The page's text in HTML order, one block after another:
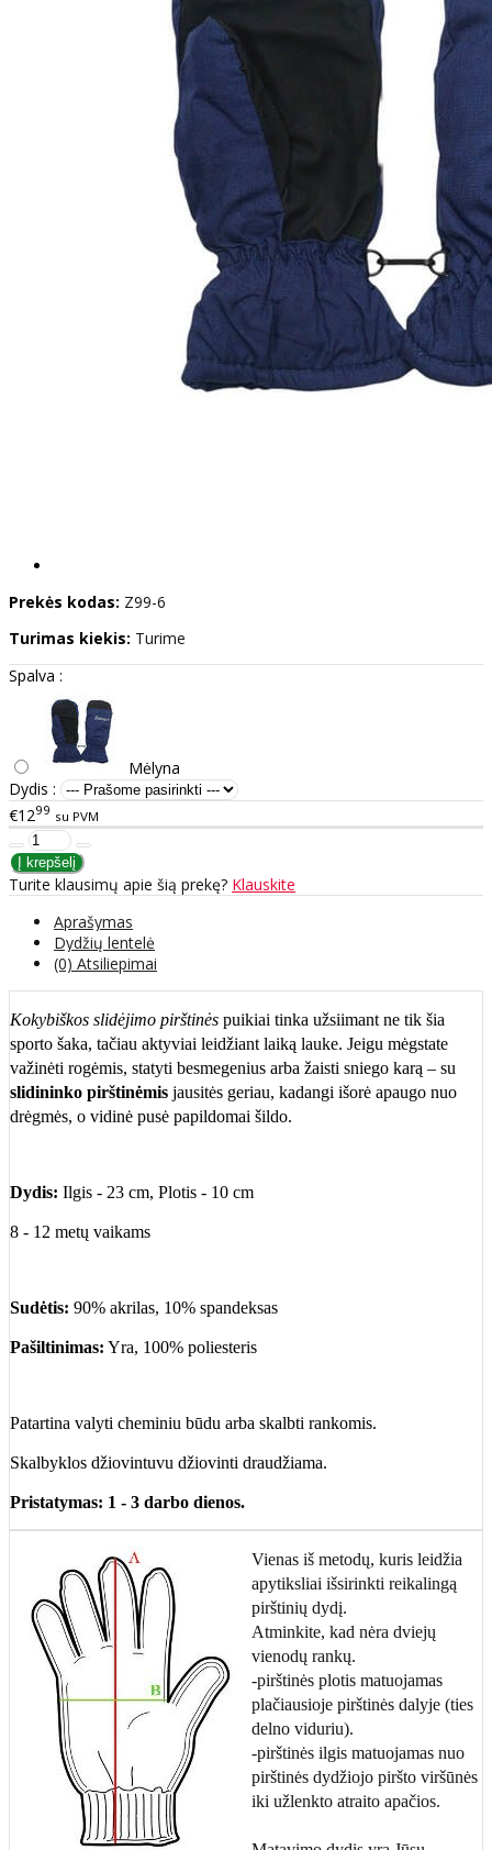
Prekės kodas: Z99-6
Turimas kiekis: Turime
Spalva :
Mėlyna
Dydis :
€1299 su PVM
Turite klausimų apie šią prekę? Klauskite
Aprašymas
Dydžių lentelė
(0) Atsiliepimai
Kokybiškos slidėjimo pirštinės puikiai tinka užsiimant ne tik šia
sporto šaka, tačiau aktyviai leidžiant laiką lauke. Jeigu mėgstate
važinėti rogėmis, statyti besmegenius arba žaisti sniego karą – su
slidininko pirštinėmis jausitės geriau, kadangi išorė apaugo nuo
drėgmės, o vidinė pusė papildomai šildo.
Dydis: Ilgis - 23 cm, Plotis - 10 cm
8 - 12 metų vaikams
Sudėtis: 90% akrilas, 10% spandeksas
Pašiltinimas: Yra, 100% poliesteris
Patartina valyti cheminiu būdu arba skalbti rankomis.
Skalbyklos džiovintuvu džiovinti draudžiama.
Pristatymas: 1 - 3 darbo dienos.
Vienas iš metodų, kuris leidžia
apytiksliai išsirinkti reikalingą
pirštinių dydį.
Atminkite, kad nėra dviejų
vienodų rankų.
-pirštinės plotis matuojamas
plačiausioje pirštinės dalyje (ties
delno viduriu).
-pirštinės ilgis matuojamas nuo
pirštinės dydžiojo piršto viršūnės
iki užlenkto atraito apačios.